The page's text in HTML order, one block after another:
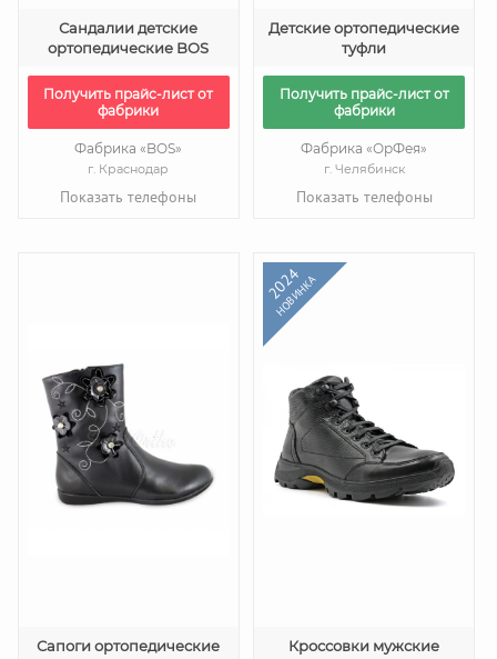
Сандалии детские
ортопедические BOS
Получить прайс-лист от
фабрики
Фабрика «BOS»
г. Краснодар
Показать телефоны
Детские ортопедические
туфли
Получить прайс-лист от
фабрики
Фабрика «ОрФея»
г. Челябинск
Показать телефоны
Сапоги ортопедические
2024
НОВИНКА
Кроссовки мужские